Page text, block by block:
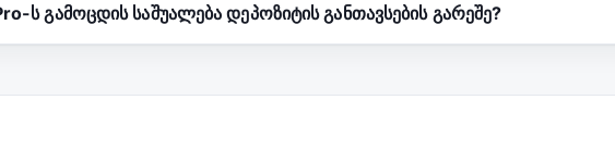
ს გამოცდის საშუალება დეპოზიტის განთავსების გარეშე?